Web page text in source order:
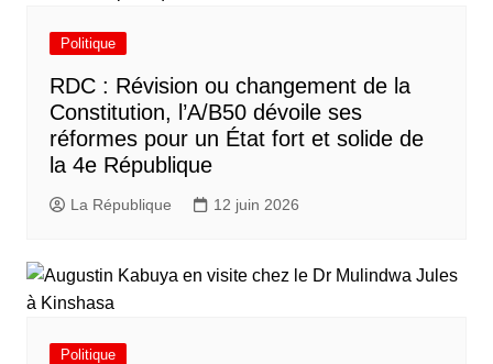
Politique
RDC : Révision ou changement de la
Constitution, l’A/B50 dévoile ses
réformes pour un État fort et solide de
la 4e République
La République 12 juin 2026
Politique